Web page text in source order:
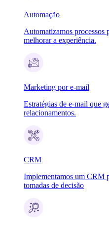
Automação
Automatizamos processos
melhorar a experiência.
Marketing por e-mail
Estratégias de e-mail que
relacionamentos.
CRM
Implementamos um CRM
tomadas de decisão